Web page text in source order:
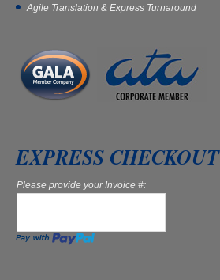
Agile Translation & Express Turnaround
EXPRESS CHECKOUT
Please provide your Invoice #: